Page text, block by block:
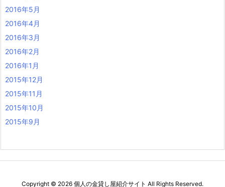
2016年5月
2016年4月
2016年3月
2016年2月
2016年1月
2015年12月
2015年11月
2015年10月
2015年9月
Copyright © 2026 個人の金貸し屋紹介サイト All Rights Reserved.